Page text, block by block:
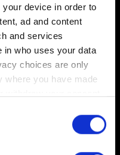
device in order to
ad and content
and services
in who uses your data
choices are only
where you have made
의 크로스 진행도
X|S로 저장 파일
파일을 불러올 수